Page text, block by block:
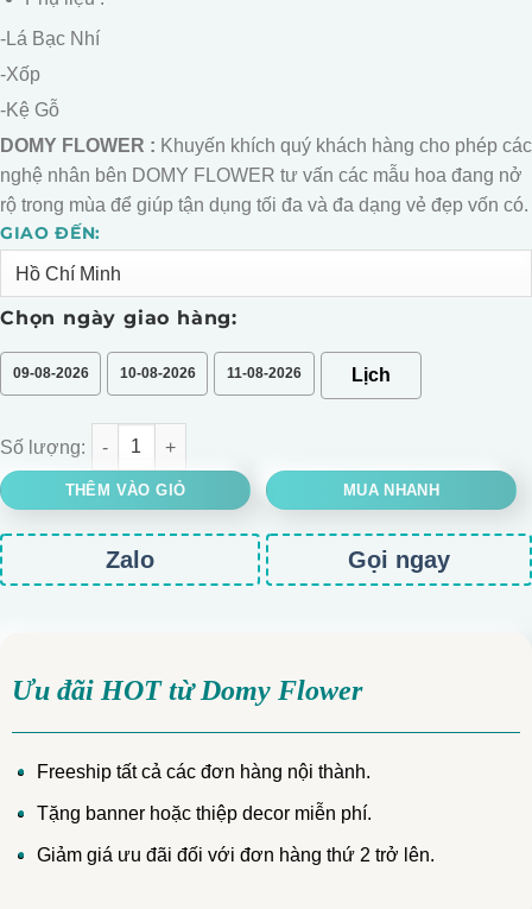
-Lá Bạc Nhí
-Xốp
-Kệ Gỗ
DOMY FLOWER : Khuyến khích quý khách hàng cho phép các
nghệ nhân bên DOMY FLOWER tư vấn các mẫu hoa đang nở
rộ trong mùa để giúp tận dụng tối đa và đa dạng vẻ đẹp vốn có.
GIAO ĐẾN:
Chọn ngày giao hàng:
09-08-2026 10-08-2026 11-08-2026
LẴNG HOA HÙNG CHÚC MỪNG KHAI TRƯƠNG HỒNG PHÁT số
THÊM VÀO GIỎ MUA NHANH
Alternative:
Zalo Gọi ngay
Ưu đãi HOT từ Domy Flower
Freeship tất cả các đơn hàng nội thành.
Tặng banner hoặc thiệp decor miễn phí.
Giảm giá ưu đãi đối với đơn hàng thứ 2 trở lên.